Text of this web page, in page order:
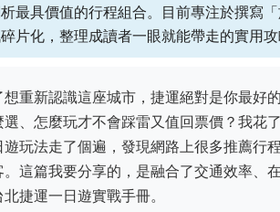
最具價值的行程組合。目前專注於撰寫
片化，整理成讀者一眼就能帶走的實用攻
重新認識這座城市，捷運絕對是你最好
、怎麼玩才不會踩雷又值回票價？我花
玩法走了個遍，發現網路上很多推薦行
這篇我要分享的，是融合了交通效率、
捷運一日遊實戰手冊。